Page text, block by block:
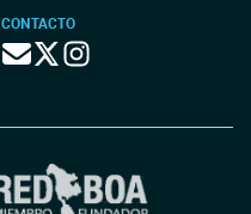
CONTACTO